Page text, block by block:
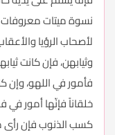
نسوة ميتات
لأصحاب الرؤيا
وثيابهن، فإن كانت
فأمور في اللهو،
خلقاناً فإنّها أمور
كسب الذنوب فإن رأى